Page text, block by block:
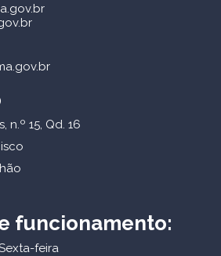
n.º 15, Qd. 16
funcionamento:
feira